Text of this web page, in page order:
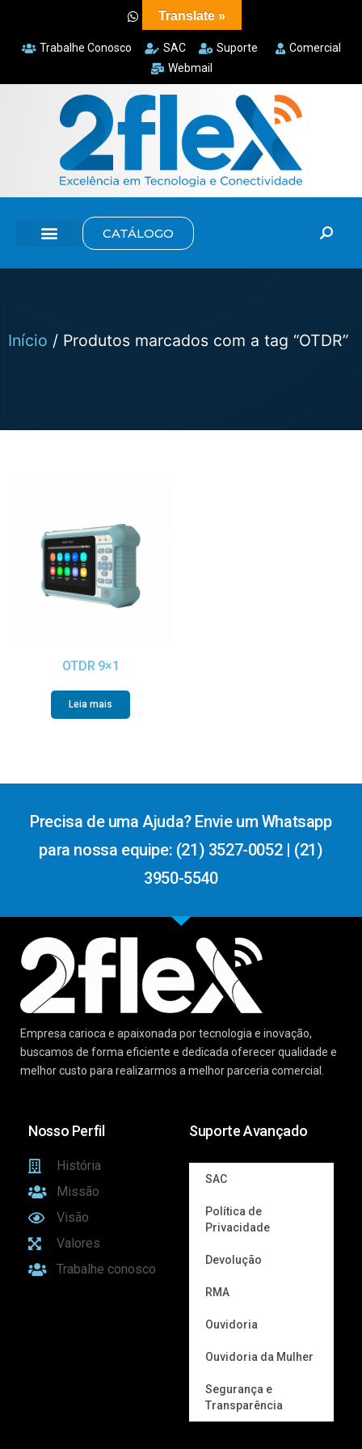
Trabalhe Conosco SAC Suporte
Comercial
Webmail
CATÁLOGO
Início / Produtos marcados com a tag “OTDR”
OTDR 9×1
Leia mais
Precisa de uma Ajuda? Envie um Whatsapp
para nossa equipe: (21) 3527-0052 | (21)
3950-5540
Empresa carioca e apaixonada por tecnologia e inovação,
buscamos de forma eficiente e dedicada oferecer qualidade e
melhor custo para realizarmos a melhor parceria comercial.
Nosso Perfil
História
Missão
Visão
Valores
Trabalhe conosco
Suporte Avançado
SAC
Política de
Privacidade
Devolução
RMA
Ouvidoria
Ouvidoria da Mulher
Segurança e
Transparência
Translate »